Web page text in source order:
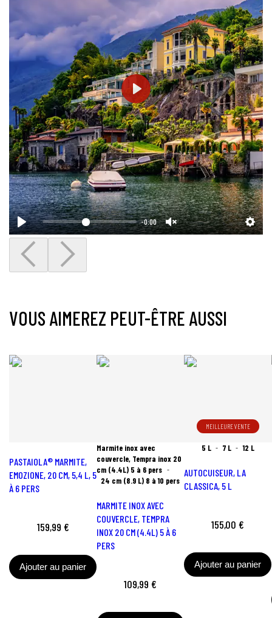
-0:00
VOUS AIMEREZ PEUT-ÊTRE AUSSI
PASTAIOLA® MARMITE,
EMOZIONE, 20 CM, 5,4 L, 5
À 6 PERS
159,99 €
Ajouter au panier
Marmite inox avec
couvercle, Tempra inox 20
cm (4.4L) 5 à 6 pers
24 cm (8.9 L) 8 à 10 pers
MARMITE INOX AVEC
COUVERCLE, TEMPRA
INOX 20 CM (4.4L) 5 À 6
PERS
109,99 €
MEILLEURE VENTE
5 L 7 L 12 L
AUTOCUISEUR, LA
CLASSICA, 5 L
155,00 €
Ajouter au panier